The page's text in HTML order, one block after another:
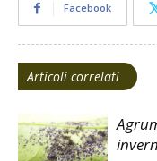
Facebook
Articoli correlati